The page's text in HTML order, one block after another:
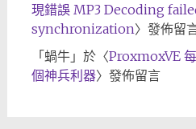
現錯誤 MP3 Decoding
synchronization〉發佈留
「蝸牛」於〈ProxmoxVE
個神兵利器〉發佈留言